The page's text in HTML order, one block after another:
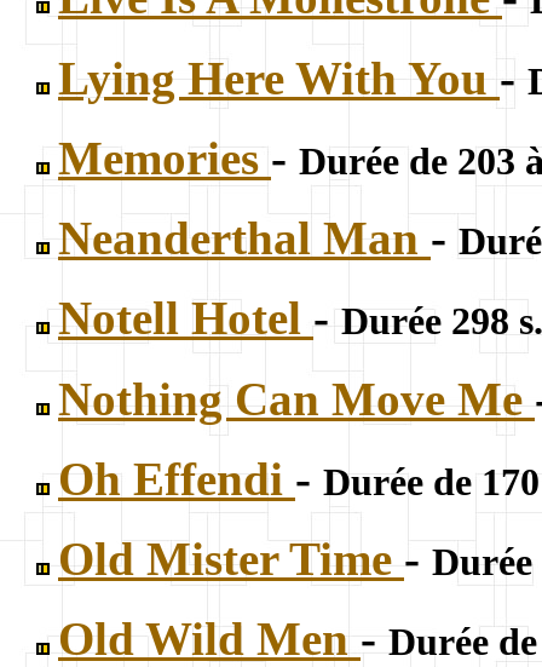
Lying Here With You -
Memories- Durée de 203
Neanderthal Man -
Notell Hotel -Durée 298 s.
Nothing Can Move Me
Oh Effendi - Durée de
Old Mister Time - Durée
Old Wild Men - Durée